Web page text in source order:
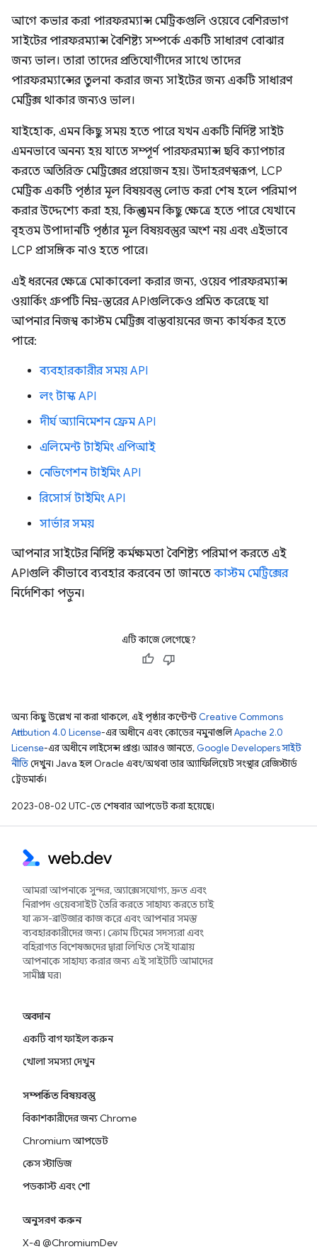
আগে কভার করা পারফরম্যান্স মেট্রিকগুলি ওয়েবে বেশিরভাগ
সাইটের পারফরম্যান্স বৈশিষ্ট্য সম্পর্কে একটি সাধারণ বোঝার
জন্য ভাল। তারা তাদের প্রতিযোগীদের সাথে তাদের
পারফরম্যান্সের তুলনা করার জন্য সাইটের জন্য একটি সাধারণ
মেট্রিক্স থাকার জন্যও ভাল।
যাইহোক, এমন কিছু সময় হতে পারে যখন একটি নির্দিষ্ট সাইট
এমনভাবে অনন্য হয় যাতে সম্পূর্ণ পারফরম্যান্স ছবি ক্যাপচার
করতে অতিরিক্ত মেট্রিক্সের প্রয়োজন হয়। উদাহরণস্বরূপ, LCP
মেট্রিক একটি পৃষ্ঠার মূল বিষয়বস্তু লোড করা শেষ হলে পরিমাপ
করার উদ্দেশ্যে করা হয়, কিন্তু এমন কিছু ক্ষেত্রে হতে পারে যেখানে
বৃহত্তম উপাদানটি পৃষ্ঠার মূল বিষয়বস্তুর অংশ নয় এবং এইভাবে
LCP প্রাসঙ্গিক নাও হতে পারে।
এই ধরনের ক্ষেত্রে মোকাবেলা করার জন্য, ওয়েব পারফরম্যান্স
ওয়ার্কিং গ্রুপটি নিম্ন-স্তরের APIগুলিকেও প্রমিত করেছে যা
আপনার নিজস্ব কাস্টম মেট্রিক্স বাস্তবায়নের জন্য কার্যকর হতে
পারে:
ব্যবহারকারীর সময় API
লং টাস্ক API
দীর্ঘ অ্যানিমেশন ফ্রেম API
এলিমেন্ট টাইমিং এপিআই
নেভিগেশন টাইমিং API
রিসোর্স টাইমিং API
সার্ভার সময়
আপনার সাইটের নির্দিষ্ট কর্মক্ষমতা বৈশিষ্ট্য পরিমাপ করতে এই
APIগুলি কীভাবে ব্যবহার করবেন তা জানতে কাস্টম মেট্রিক্সের
নির্দেশিকা পড়ুন।
এটি কাজে লেগেছে?
অন্য কিছু উল্লেখ না করা থাকলে, এই পৃষ্ঠার কন্টেন্ট Creative Commons
Attribution 4.0 License-এর অধীনে এবং কোডের নমুনাগুলিApache 2.0
License-এর অধীনে লাইসেন্স প্রাপ্ত। আরও জানতে, Google Developers সাইট
নীতিদেখুন। Java হল Oracle এবং/অথবা তার অ্যাফিলিয়েট সংস্থার রেজিস্টার্ড
ট্রেডমার্ক।
2023-08-02 UTC-তে শেষবার আপডেট করা হয়েছে।
আমরা আপনাকে সুন্দর, অ্যাক্সেসযোগ্য, দ্রুত এবং
নিরাপদ ওয়েবসাইট তৈরি করতে সাহায্য করতে চাই
যা ক্রস-ব্রাউজার কাজ করে এবং আপনার সমস্ত
ব্যবহারকারীদের জন্য। ক্রোম টিমের সদস্যরা এবং
বহিরাগত বিশেষজ্ঞদের দ্বারা লিখিত সেই যাত্রায়
আপনাকে সাহায্য করার জন্য এই সাইটটি আমাদের
সামগ্রীর ঘর৷
অবদান
একটি বাগ ফাইল করুন
খোলা সমস্যা দেখুন
সম্পর্কিত বিষয়বস্তু
বিকাশকারীদের জন্য Chrome
Chromium আপডেট
কেস স্টাডিজ
পডকাস্ট এবং শো
অনুসরণ করুন
X-এ @ChromiumDev